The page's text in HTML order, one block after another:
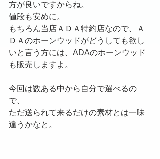
方が良いですからね。
値段も安めに。
もちろん当店ＡＤＡ特約店なので、Ａ
ＤＡのホーンウッドがどうしても欲し
いと言う方には、ADAのホーンウッド
も販売しますよ。
今回は数ある中から自分で選べるの
で、
ただ送られて来るだけの素材とは一味
違うかなと。